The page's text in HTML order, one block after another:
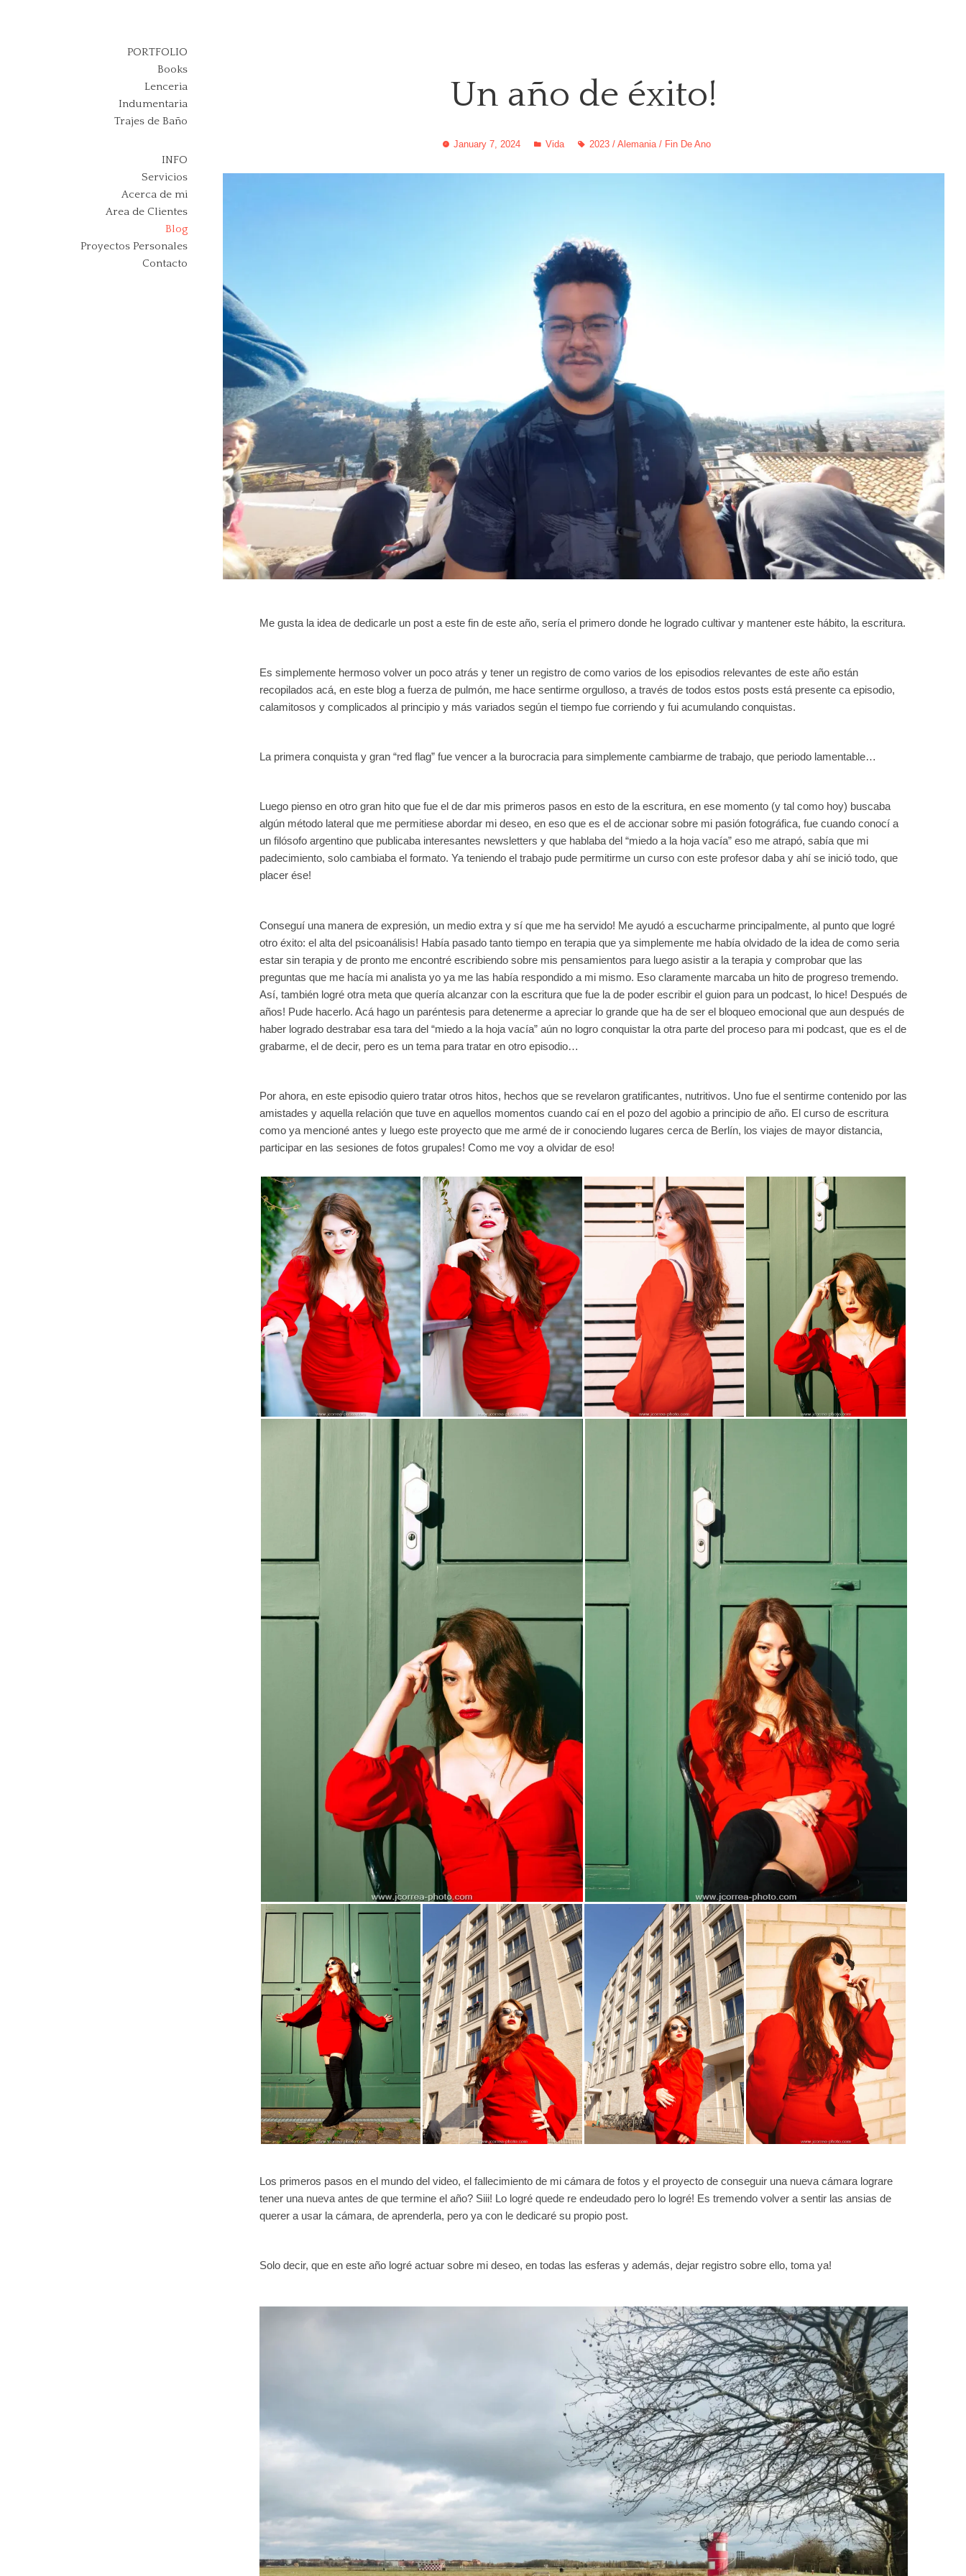
PORTFOLIO
Books
Lenceria
Indumentaria
Trajes de Baño
INFO
Servicios
Acerca de mi
Area de Clientes
Blog
Proyectos Personales
Contacto
Un año de éxito!
January 7, 2024 Vida 2023 /Alemania/ Fin De Ano
Me gusta la idea de dedicarle un post a este fin de este año, sería el primero donde he logrado cultivar y mantener este hábito, la escritura.
Es simplemente hermoso volver un poco atrás y tener un registro de como varios de los episodios relevantes de este año están
recopilados acá, en este blog a fuerza de pulmón, me hace sentirme orgulloso, a través de todos estos posts está presente ca episodio,
calamitosos y complicados al principio y más variados según el tiempo fue corriendo y fui acumulando conquistas.
La primera conquista y gran “red flag” fue vencer a la burocracia para simplemente cambiarme de trabajo, que periodo lamentable…
Luego pienso en otro gran hito que fue el de dar mis primeros pasos en esto de la escritura, en ese momento (y tal como hoy) buscaba
algún método lateral que me permitiese abordar mi deseo, en eso que es el de accionar sobre mi pasión fotográfica, fue cuando conocí a
un filósofo argentino que publicaba interesantes newsletters y que hablaba del “miedo a la hoja vacía” eso me atrapó, sabía que mi
padecimiento, solo cambiaba el formato. Ya teniendo el trabajo pude permitirme un curso con este profesor daba y ahí se inició todo, que
placer ése!
Conseguí una manera de expresión, un medio extra y sí que me ha servido! Me ayudó a escucharme principalmente, al punto que logré
otro éxito: el alta del psicoanálisis! Había pasado tanto tiempo en terapia que ya simplemente me había olvidado de la idea de como seria
estar sin terapia y de pronto me encontré escribiendo sobre mis pensamientos para luego asistir a la terapia y comprobar que las
preguntas que me hacía mi analista yo ya me las había respondido a mi mismo. Eso claramente marcaba un hito de progreso tremendo.
Así, también logré otra meta que quería alcanzar con la escritura que fue la de poder escribir el guion para un podcast, lo hice! Después de
años! Pude hacerlo. Acá hago un paréntesis para detenerme a apreciar lo grande que ha de ser el bloqueo emocional que aun después de
haber logrado destrabar esa tara del “miedo a la hoja vacía” aún no logro conquistar la otra parte del proceso para mi podcast, que es el de
grabarme, el de decir, pero es un tema para tratar en otro episodio…
Por ahora, en este episodio quiero tratar otros hitos, hechos que se revelaron gratificantes, nutritivos. Uno fue el sentirme contenido por las
amistades y aquella relación que tuve en aquellos momentos cuando caí en el pozo del agobio a principio de año. El curso de escritura
como ya mencioné antes y luego este proyecto que me armé de ir conociendo lugares cerca de Berlín, los viajes de mayor distancia,
participar en las sesiones de fotos grupales! Como me voy a olvidar de eso!
Los primeros pasos en el mundo del video, el fallecimiento de mi cámara de fotos y el proyecto de conseguir una nueva cámara lograre
tener una nueva antes de que termine el año? Siii! Lo logré quede re endeudado pero lo logré! Es tremendo volver a sentir las ansias de
querer a usar la cámara, de aprenderla, pero ya con le dedicaré su propio post.
Solo decir, que en este año logré actuar sobre mi deseo, en todas las esferas y además, dejar registro sobre ello, toma ya!